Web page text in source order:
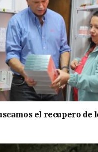
el recupero de